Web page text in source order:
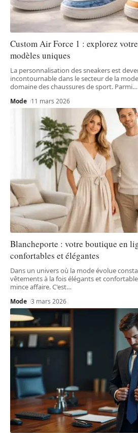
Custom Air Force 1 : explorez
modèles uniques
La personnalisation des sneakers est
incontournable dans le secteur de la
domaine des chaussures de sport. Parmi…
Mode 11 mars 2026
Blancheporte : votre boutique en
confortables et élégantes
Dans un univers où la mode évolue
vêtements à la fois élégants et
mince affaire. C'est…
Mode 3 mars 2026